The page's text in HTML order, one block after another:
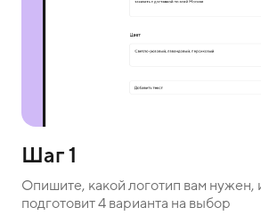
Шаг 1
Опишите, какой логотип вам нужен,
подготовит 4 варианта на выбор